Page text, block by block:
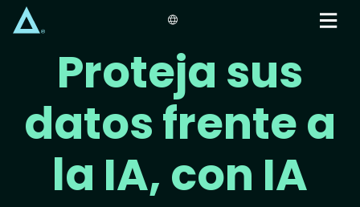
main
content
Proteja sus
datos frente a
la IA, con IA